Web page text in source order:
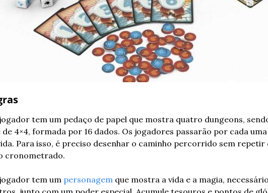
tem um pedaço de papel que mostra quatro dungeons,
de 4×4, formada por 16 dados. Os jogadores passarão por cada
Para isso, é preciso desenhar o caminho percorrido sem repetir
cronometrado.
tem um personagem que mostra a vida e a magia,